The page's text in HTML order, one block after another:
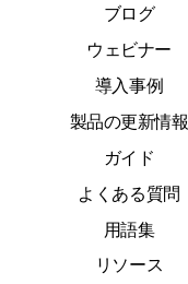
ブログ
ウェビナー
導入事例
製品の更新情報
ガイド
よくある質問
用語集
リソース